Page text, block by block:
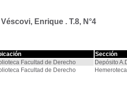
Enrique . T.8, N°4
Sección
Facultad de Derecho Depósito
Facultad de Derecho Hemeroteca